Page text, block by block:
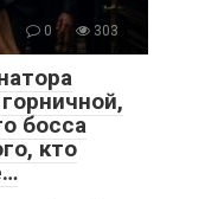
0 303
босса
кто